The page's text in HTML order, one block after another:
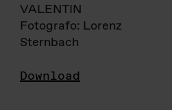
VALENTIN
Fotografo: Lorenz
Sternbach
Download